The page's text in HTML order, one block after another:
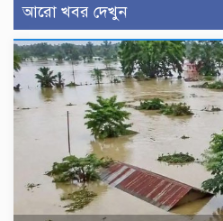
আরো খবর দেখুন